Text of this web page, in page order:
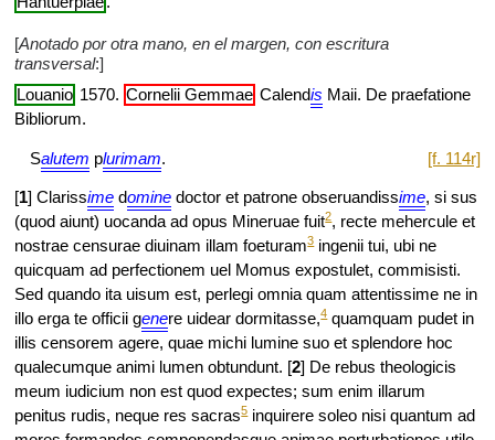
[Anotado por otra mano, en el margen, con escritura
transversal:]
Louanio 1570. Cornelii Gemmae Calendis Maii. De praefatione
Bibliorum.
[f. 114r]
Salutem plurimam.
[1] Clarissime domine doctor et patrone obseruandissime, si sus
(quod aiunt) uocanda ad opus Mineruae fuit2, recte mehercule et
nostrae censurae diuinam illam foeturam3ingenii tui, ubi ne
quicquam ad perfectionem uel Momus expostulet, commisisti.
Sed quando ita uisum est, perlegi omnia quam attentissime ne in
illo erga te officii genere uidear dormitasse,4quamquam pudet in
illis censorem agere, quae michi lumine suo et splendore hoc
qualecumque animi lumen obtundunt. [2] De rebus theologicis
meum iudicium non est quod expectes; sum enim illarum
penitus rudis, neque res sacras5inquirere soleo nisi quantum ad